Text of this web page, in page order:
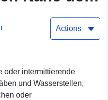
in Indre-
Actions
oder intermittierende
und Wasserstellen,
oder